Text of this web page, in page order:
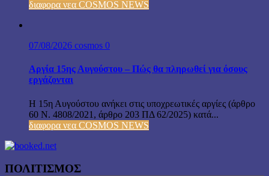
διαφορα νεα COSMOS NEWS
07/08/2026 cosmos 0
Αργία 15ης Αυγούστου – Πώς θα πληρωθεί για όσους
εργάζονται
Η 15η Αυγούστου ανήκει στις υποχρεωτικές αργίες (άρθρο
60 Ν. 4808/2021, άρθρο 203 ΠΔ 62/2025) κατά...
διαφορα νεα COSMOS NEWS
ΠΟΛΙΤΙΣΜΟΣ